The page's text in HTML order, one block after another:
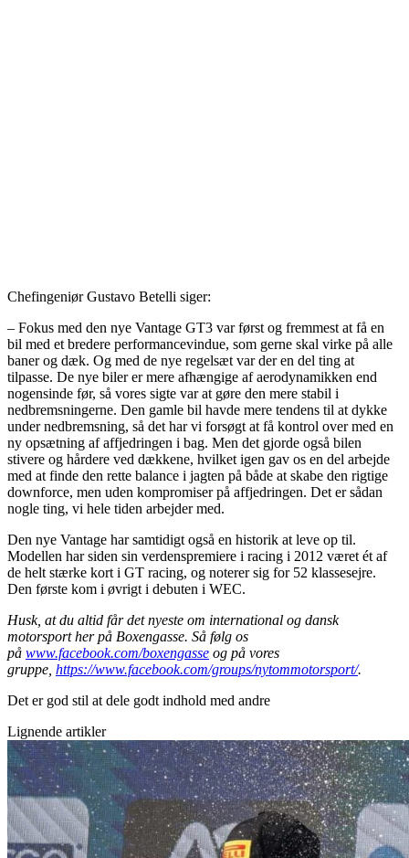
Chefingeniør Gustavo Betelli siger:
– Fokus med den nye Vantage GT3 var først og fremmest at få en
bil med et bredere performancevindue, som gerne skal virke på alle
baner og dæk. Og med de nye regelsæt var der en del ting at
tilpasse. De nye biler er mere afhængige af aerodynamikken end
nogensinde før, så vores sigte var at gøre den mere stabil i
nedbremsningerne. Den gamle bil havde mere tendens til at dykke
under nedbremsning, så det har vi forsøgt at få kontrol over med en
ny opsætning af affjedringen i bag. Men det gjorde også bilen
stivere og hårdere ved dækkene, hvilket igen gav os en del arbejde
med at finde den rette balance i jagten på både at skabe den rigtige
downforce, men uden kompromiser på affjedringen. Det er sådan
nogle ting, vi hele tiden arbejder med.
Den nye Vantage har samtidigt også en historik at leve op til.
Modellen har siden sin verdenspremiere i racing i 2012 været ét af
de helt stærke kort i GT racing, og noterer sig for 52 klassesejre.
Den første kom i øvrigt i debuten i WEC.
Husk, at du altid får det nyeste om international og dansk
motorsport her på Boxengasse. Så følg os
på www.facebook.com/boxengasse og på vores
gruppe, https://www.facebook.com/groups/nytommotorsport/.
Det er god stil at dele godt indhold med andre
Lignende artikler